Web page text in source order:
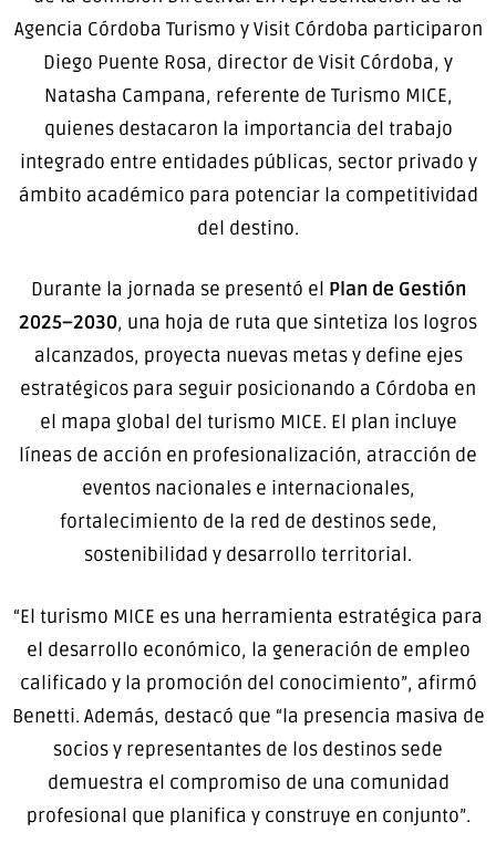
Agencia Córdoba Turismo y Visit Córdoba participaron
Diego Puente Rosa, director de Visit Córdoba, y
Natasha Campana, referente de Turismo MICE,
quienes destacaron la importancia del trabajo
integrado entre entidades públicas, sector privado y
ámbito académico para potenciar la competitividad
del destino.
Durante la jornada se presentó el Plan de Gestión
2025–2030, una hoja de ruta que sintetiza los logros
alcanzados, proyecta nuevas metas y define ejes
estratégicos para seguir posicionando a Córdoba en
el mapa global del turismo MICE. El plan incluye
líneas de acción en profesionalización, atracción de
eventos nacionales e internacionales,
fortalecimiento de la red de destinos sede,
sostenibilidad y desarrollo territorial.
“El turismo MICE es una herramienta estratégica para
el desarrollo económico, la generación de empleo
calificado y la promoción del conocimiento”, afirmó
Benetti. Además, destacó que “la presencia masiva de
socios y representantes de los destinos sede
demuestra el compromiso de una comunidad
profesional que planifica y construye en conjunto”.